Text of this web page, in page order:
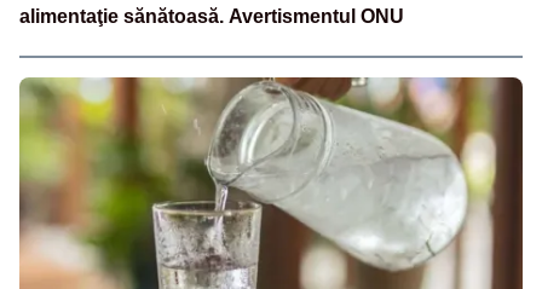
alimentaţie sănătoasă. Avertismentul ONU